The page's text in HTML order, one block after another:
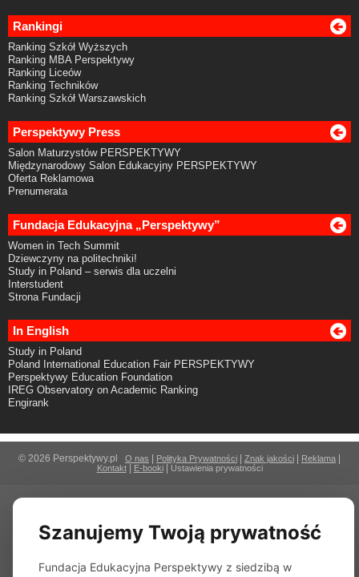
Rankingi
Ranking Szkół Wyższych
Ranking MBA Perspektywy
Ranking Liceów
Ranking Techników
Ranking Szkół Warszawskich
Perspektywy Press
Salon Maturzystów PERSPEKTYWY
Międzynarodowy Salon Edukacyjny PERSPEKTYWY
Oferta Reklamowa
Prenumerata
Fundacja Edukacyjna „Perspektywy”
Women in Tech Summit
Dziewczyny na politechniki!
Study in Poland – serwis dla uczelni
Interstudent
Strona Fundacji
In English
Study in Poland
Poland International Education Fair PERSPEKTYWY
Perspektywy Education Foundation
IREG Observatory on Academic Ranking
Engirank
© 2026 Perspektywy.pl O nas Polityka Prywatności Znak jakości Reklama
Kontakt| E-booki| Ustawienia prywatności
Szanujemy Twoją prywatność
Fundacja Edukacyjna Perspektywy z siedzibą w